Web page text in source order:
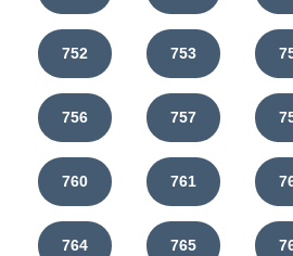
752 753
756 757
760 761
764 765